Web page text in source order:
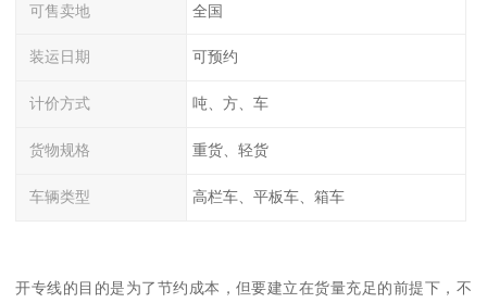
可售卖地 全国
装运日期 可预约
计价方式 吨、方、车
货物规格 重货、轻货
车辆类型 高栏车、平板车、箱车
开专线的目的是为了节约成本，但要建立在货量充足的前提下，不